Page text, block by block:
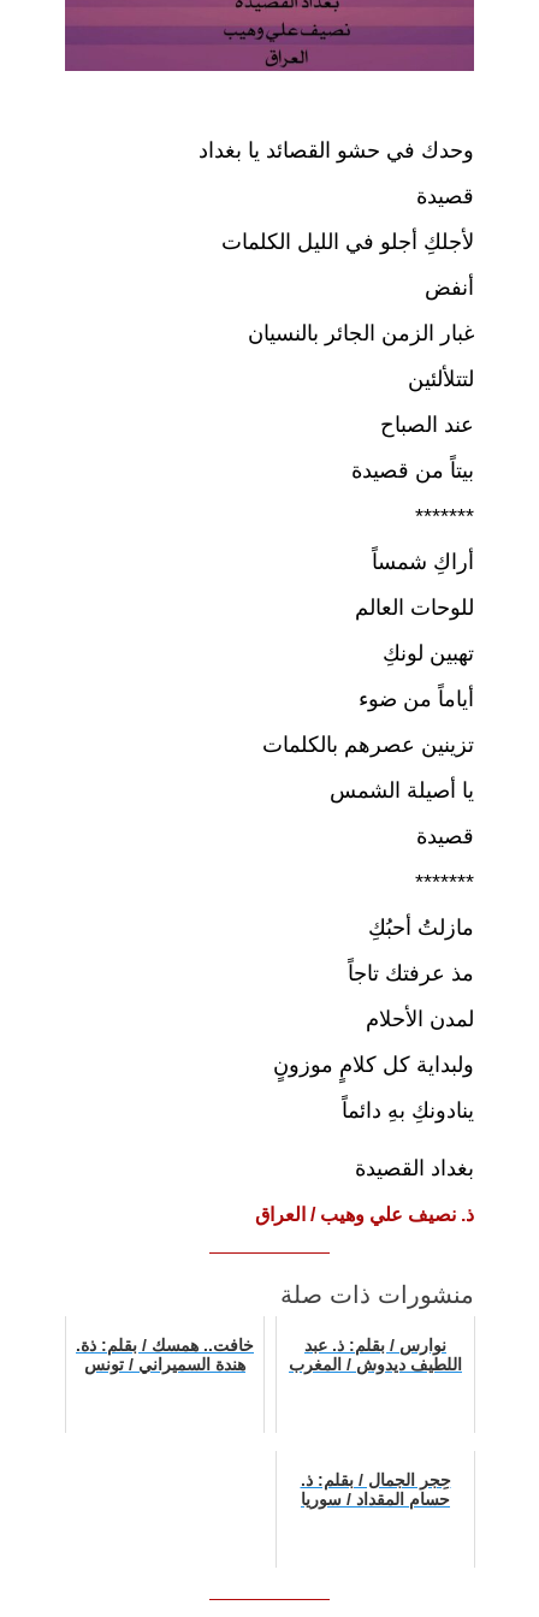
وحدك في حشو القصائد يا بغداد
قصيدة
لأجلكِ أجلو في الليل الكلمات
أنفض
غبار الزمن الجائر بالنسيان
لتتلألئين
عند الصباح
بيتاً من قصيدة
*******
أراكِ شمساً
للوحات العالم
تهبين لونكِ
أياماً من ضوء
تزينين عصرهم بالكلمات
يا أصيلة الشمس
قصيدة
*******
مازلتُ أحبُكِ
مذ عرفتك تاجاً
لمدن الأحلام
ولبداية كل كلامٍ موزونٍ
ينادونكِ بهِ دائماً
بغداد القصيدة
ذ. نصيف علي وهيب / العراق
منشورات ذات صلة
نوارس / بقلم: ذ. عبد
اللطيف ديدوش / المغرب
خافت.. همسك / بقلم: ذة.
هندة السميراني / تونس
حِجر الجمال / بقلم: ذ.
حسام المقداد / سوريا